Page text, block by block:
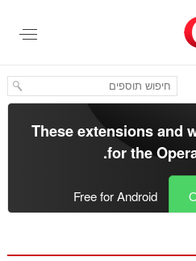
These extensions and
for the
.
Free for Android